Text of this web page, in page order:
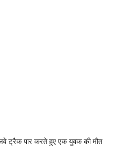
ट्रैक पार करते हुए एक युवक की मौत